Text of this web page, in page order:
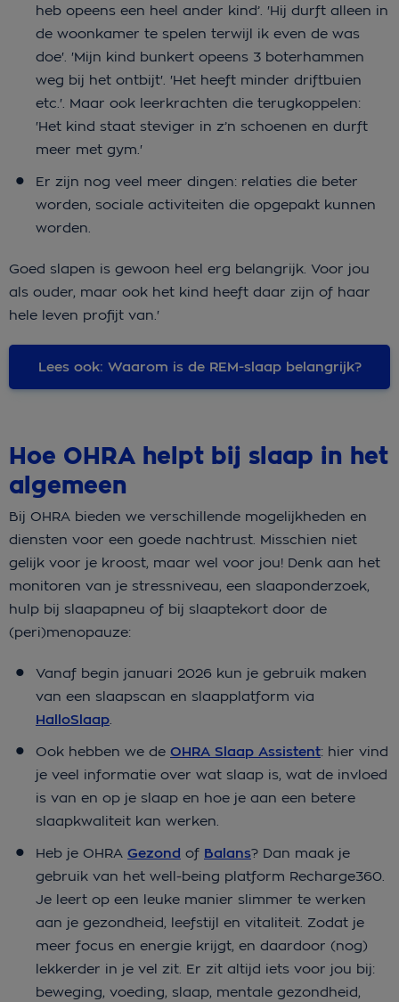
heb opeens een heel ander kind’. 'Hij durft alleen in
de woonkamer te spelen terwijl ik even de was
doe'. 'Mijn kind bunkert opeens 3 boterhammen
weg bij het ontbijt'. 'Het heeft minder driftbuien
etc.'. Maar ook leerkrachten die terugkoppelen:
'Het kind staat steviger in z’n schoenen en durft
meer met gym.'
Er zijn nog veel meer dingen: relaties die beter
worden, sociale activiteiten die opgepakt kunnen
worden.
Goed slapen is gewoon heel erg belangrijk. Voor jou
als ouder, maar ook het kind heeft daar zijn of haar
hele leven profijt van.'
Lees ook: Waarom is de REM-slaap belangrijk?
Hoe OHRA helpt bij slaap in het
algemeen
Bij OHRA bieden we verschillende mogelijkheden en
diensten voor een goede nachtrust. Misschien niet
gelijk voor je kroost, maar wel voor jou! Denk aan het
monitoren van je stressniveau, een slaaponderzoek,
hulp bij slaapapneu of bij slaaptekort door de
(peri)menopauze:
Vanaf begin januari 2026 kun je gebruik maken
van een slaapscan en slaapplatform via
HalloSlaap.
Ook hebben we de OHRA Slaap Assistent: hier vind
je veel informatie over wat slaap is, wat de invloed
is van en op je slaap en hoe je aan een betere
slaapkwaliteit kan werken.
Heb je OHRA Gezond of Balans? Dan maak je
gebruik van het well-being platform Recharge360.
Je leert op een leuke manier slimmer te werken
aan je gezondheid, leefstijl en vitaliteit. Zodat je
meer focus en energie krijgt, en daardoor (nog)
lekkerder in je vel zit. Er zit altijd iets voor jou bij:
beweging, voeding, slaap, mentale gezondheid,